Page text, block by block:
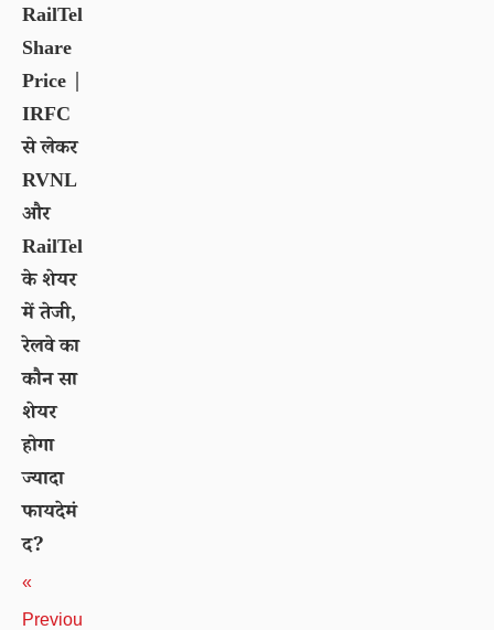
RailTel
Share
Price |
IRFC
से लेकर
RVNL
और
RailTel
के शेयर
में तेजी,
रेलवे का
कौन सा
शेयर
होगा
ज्यादा
फायदेमं
द?
«
Previou